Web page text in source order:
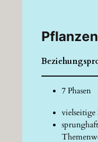
7 Phasen
vielseitige